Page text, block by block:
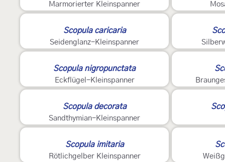
Marmorierter Kleinspanner
Scopula caricaria
Seidenglanz-Kleinspanner
Scopula nigropunctata
Eckflügel-Kleinspanner
Scopula decorata
Sandthymian-Kleinspanner
Scopula imitaria
Rötlichgelber Kleinspanner